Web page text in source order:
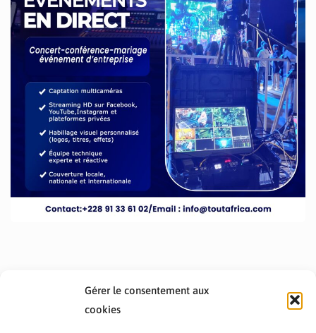
Gérer le consentement aux
cookies